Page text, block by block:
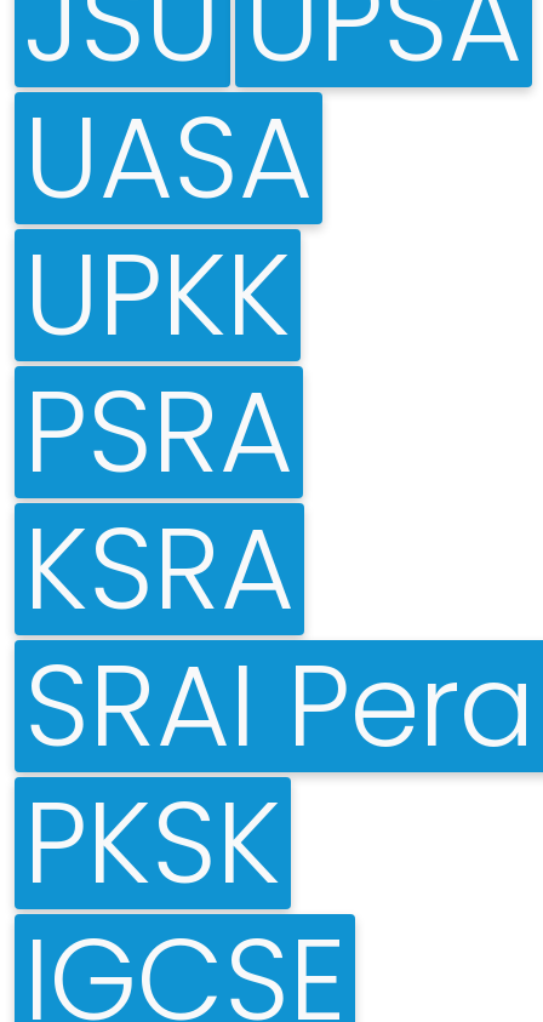
UASA
UPKK
PSRA
KSRA
SRAI
PKSK
IGCSE